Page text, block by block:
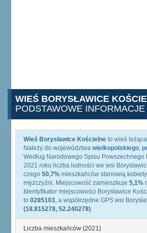
WIEŚ BORYSŁAWICE
PODSTAWOWE INFORMACJE
Wieś Borysławice Kościelne to wieś
Należy do województwa wielkopolskiego,
Według Narodowego Spisu
2021 roku liczba ludności we wsi
czego 50,7% mieszkańców stanowią
mężczyźni. Miejscowość zamieszkuje 5,1%
Identyfikator miejscowości Borysławice
to 0285103, a współrzędne GPS wsi
(18.815278, 52.240278).
Liczba mieszkańców (2021)